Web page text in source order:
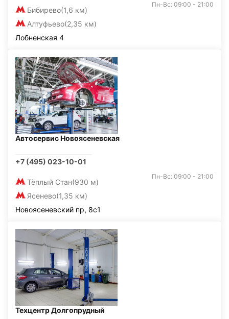
Бибирево(1,6 км)
Алтуфьево(2,35 км)
Пн-Вс: 09:00 - 21:00
Лобненская 4
Автосервис Новоясеневская
+7 (495) 023-10-01
Тёплый Стан(930 м)
Ясенево(1,35 км)
Пн-Вс: 09:00 - 21:00
Новоясеневский пр, 8с1
Техцентр Долгопрудный